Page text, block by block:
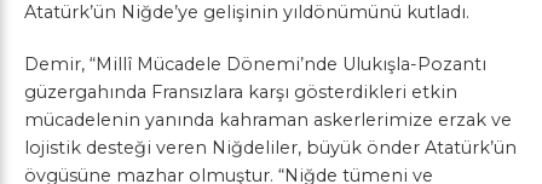
Atatürk’ün Niğde’ye gelişinin yıldönümünü kutladı.
Demir, “Millî Mücadele Dönemi’nde Ulukışla-Pozantı
güzergahında Fransızlara karşı gösterdikleri etkin
mücadelenin yanında kahraman askerlerimize erzak ve
lojistik desteği veren Niğdeliler, büyük önder Atatürk’ün
övgüsüne mazhar olmuştur. “Niğde tümeni ve